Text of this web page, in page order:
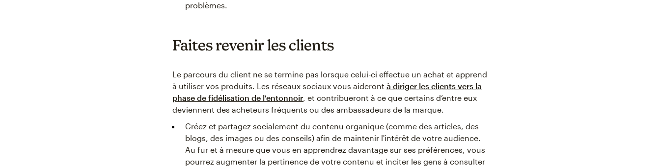
problèmes.
Faites revenir les clients
Le parcours du client ne se termine pas lorsque celui-ci effectue un achat et apprend
à utiliser vos produits. Les réseaux sociaux vous aideront à diriger les clients vers la
phase de fidélisation de l'entonnoir, et contribueront à ce que certains d’entre eux
deviennent des acheteurs fréquents ou des ambassadeurs de la marque.
Créez et partagez socialement du contenu organique (comme des articles, des
blogs, des images ou des conseils) afin de maintenir l'intérêt de votre audience.
Au fur et à mesure que vous en apprendrez davantage sur ses préférences, vous
pourrez augmenter la pertinence de votre contenu et inciter les gens à consulter